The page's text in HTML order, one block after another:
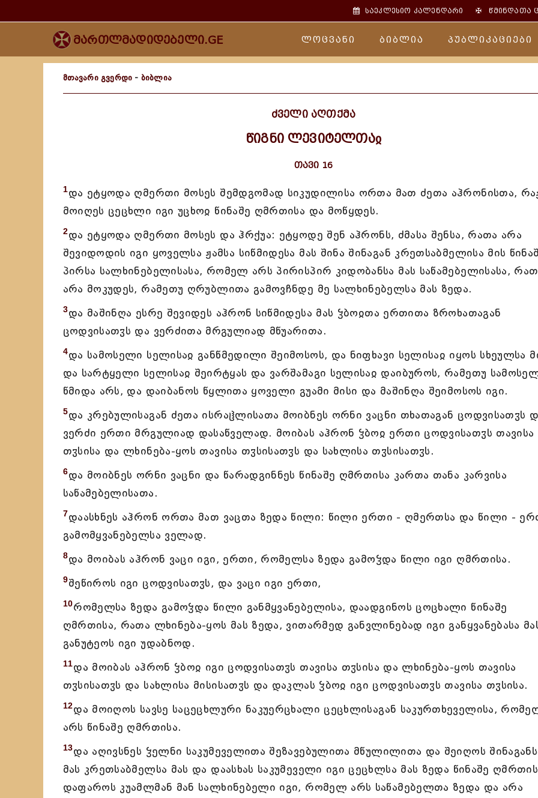
საეკლესიო კალენდარი ✠წმინდათა
მართლმადიდებელი.GE ლოცვანი ბიბლია პუბლიკაციები
მთავარი გვერდი - ბიბლია
ძველი აღთქმა
წიგნი ლევიტელთაჲ
თავი 16
1და ეტყოდა ღმერთი მოსეს შემდგომად სიკუდილისა ორთა მათ ძეთა აჰრონისთა,
მოიღეს ცეცხლი იგი უცხოჲ წინაშე ღმრთისა და მოწყდეს.
2და ეტყოდა ღმერთი მოსეს და ჰრქუა: ეტყოდე შენ აჰრონს, ძმასა შენსა, რათა არა
შევიდოდის იგი ყოველსა ჟამსა სიწმიდესა მას შინა შინაგან კრეთსაბმელისა მის
პირსა სალხინებელისასა, რომელ არს პირისპირ კიდობანსა მას საწამებელისასა,
არა მოკუდეს, რამეთუ ღრუბლითა გამოვჩნდე მე სალხინებელსა მას ზედა.
3და მაშინღა ესრე შევიდეს აჰრონ სიწმიდესა მას ჴბოჲთა ერთითა ზროხათაგან
ცოდვისათჳს და ვერძითა მრგულიად მწუარითა.
4და სამოსელი სელისაჲ განწმედილი შეიმოსოს, და ნიფხავი სელისაჲ იყოს სხეულსა
და სარტყელი სელისაჲ შეირტყას და ვარშამაგი სელისაჲ დაიბუროს, რამეთუ
წმიდა არს, და დაიბანოს წყლითა ყოველი გუამი მისი და მაშინღა შეიმოსოს იგი.
5და კრებულისაგან ძეთა ისრაჱლისათა მოიბნეს ორნი ვაცნი თხათაგან ცოდვისათჳს
ვერძი ერთი მრგულიად დასაწველად. მოიბას აჰრონ ჴბოჲ ერთი ცოდვისათჳს თავისა
თჳსისა და ლხინება-ყოს თავისა თჳსისათჳს და სახლისა თჳსისათჳს.
6და მოიბნეს ორნი ვაცნი და წარადგინნეს წინაშე ღმრთისა კართა თანა კარვისა
საწამებელისათა.
7დაასხნეს აჰრონ ორთა მათ ვაცთა ზედა წილი: წილი ერთი - ღმერთსა და წილი -
გამომყვანებელსა ველად.
8და მოიბას აჰრონ ვაცი იგი, ერთი, რომელსა ზედა გამოჴდა წილი იგი ღმრთისა.
9შეწიროს იგი ცოდვისათჳს, და ვაცი იგი ერთი,
10რომელსა ზედა გამოჴდა წილი განმყვანებელისა, დაადგინოს ცოცხალი წინაშე
ღმრთისა, რათა ლხინება-ყოს მას ზედა, ვითარმედ განვლინებად იგი განყვანებასა
განუტეოს იგი უდაბნოდ.
11და მოიბას აჰრონ ჴბოჲ იგი ცოდვისათჳს თავისა თჳსისა და ლხინება-ყოს თავისა
თჳსისათჳს და სახლისა მისისათჳს და დაკლას ჴბოჲ იგი ცოდვისათჳს თავისა თჳსისა.
12და მოიღოს სავსე საცეცხლური ნაკუერცხალი ცეცხლისაგან საკურთხეველისა,
არს წინაშე ღმრთისა.
13და აღივსნეს ჴელნი საკუმეველითა შეზავებულითა მწულილითა და შეიღოს
მას კრეთსაბმელსა მას და დაასხას საკუმეველი იგი ცეცხლსა მას ზედა წინაშე
დაფაროს კუამლმან მან სალხინებელი იგი, რომელ არს საწამებელთა ზედა და არა